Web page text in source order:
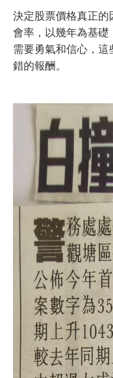
決定股票價格真正
會率，以幾年為基
需要勇氣和信心，
錯的報酬。